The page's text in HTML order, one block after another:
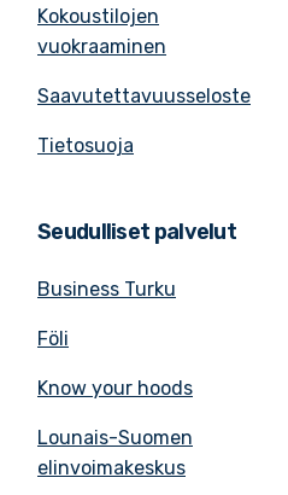
Kokoustilojen
vuokraaminen
Saavutettavuusseloste
Tietosuoja
Seudulliset palvelut
Business Turku
Föli
Know your hoods
Lounais-Suomen
elinvoimakeskus